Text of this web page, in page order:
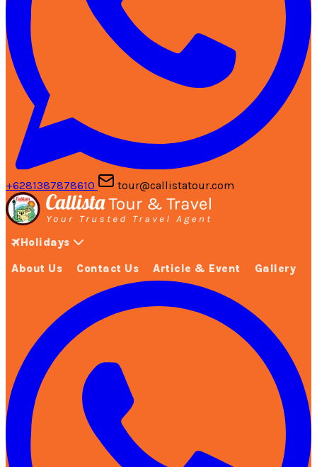
+6281387878610 tour@callistatour.com
Holidays
About Us Contact Us Article & Event Gallery